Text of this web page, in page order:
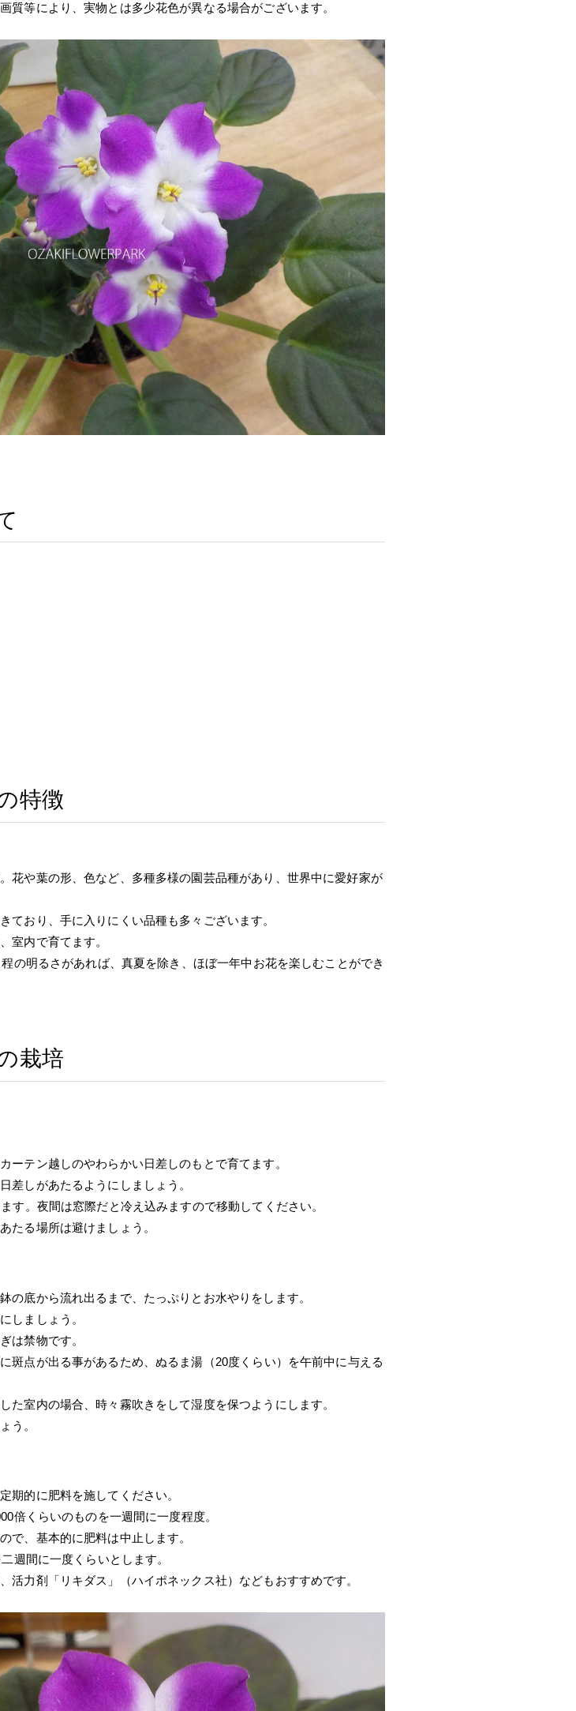
質等により、実物とは多少花色が異なる場合がございます。
特徴
花や葉の形、色など、多種多様の園芸品種があり、世界中に愛好家が
ており、手に入りにくい品種も多々ございます。
室内で育てます。
の明るさがあれば、真夏を除き、ほぼ一年中お花を楽しむことができ
栽培
ーテン越しのやわらかい日差しのもとで育てます。
差しがあたるようにしましょう。
す。夜間は窓際だと冷え込みますので移動してください。
たる場所は避けましょう。
の底から流れ出るまで、たっぷりとお水やりをします。
しましょう。
は禁物です。
斑点が出る事があるため、ぬるま湯（20度くらい）を午前中に与える
た室内の場合、時々霧吹きをして湿度を保つようにします。
う。
期的に肥料を施してください。
倍くらいのものを一週間に一度程度。
で、基本的に肥料は中止します。
週間に一度くらいとします。
活力剤「リキダス」（ハイポネックス社）などもおすすめです。